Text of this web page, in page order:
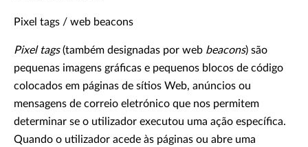
Pixel tags / web beacons
Pixel tags(também designadas por web beacons) são
pequenas imagens gráficas e pequenos blocos de código
colocados em páginas de sítios Web, anúncios ou
mensagens de correio eletrónico que nos permitem
determinar se o utilizador executou uma ação específica.
Quando o utilizador acede às páginas ou abre uma